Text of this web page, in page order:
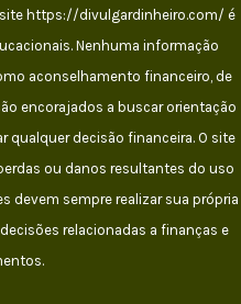
https://divulgardinheiro.com/ é
Nenhuma informação
aconselhamento financeiro, de
encorajados a buscar orientação
decisão financeira. O site
ou danos resultantes do uso
devem sempre realizar sua própria
relacionadas a finanças e